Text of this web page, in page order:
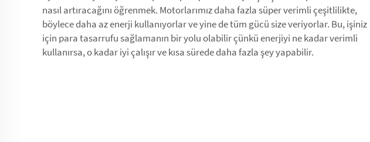
nasıl artıracağını öğrenmek. Motorlarımız daha fazla süper verimli çeşitlilikte,
böylece daha az enerji kullanıyorlar ve yine de tüm gücü size veriyorlar. Bu, işiniz
için para tasarrufu sağlamanın bir yolu olabilir çünkü enerjiyi ne kadar verimli
kullanırsa, o kadar iyi çalışır ve kısa sürede daha fazla şey yapabilir.